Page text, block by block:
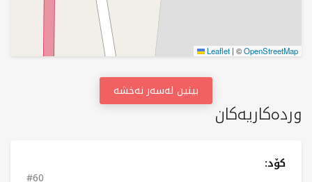
وردەکاریەکان
کۆد:
Leaflet | ©OpenStreetMap
بینین لەسەر نەخشە